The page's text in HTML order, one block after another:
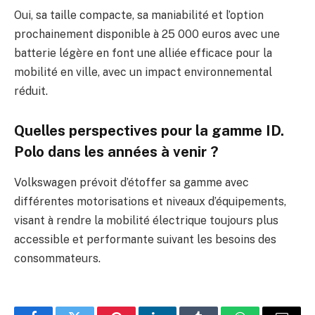
Oui, sa taille compacte, sa maniabilité et l’option
prochainement disponible à 25 000 euros avec une
batterie légère en font une alliée efficace pour la
mobilité en ville, avec un impact environnemental
réduit.
Quelles perspectives pour la gamme ID.
Polo dans les années à venir ?
Volkswagen prévoit d’étoffer sa gamme avec
différentes motorisations et niveaux d’équipements,
visant à rendre la mobilité électrique toujours plus
accessible et performante suivant les besoins des
consommateurs.